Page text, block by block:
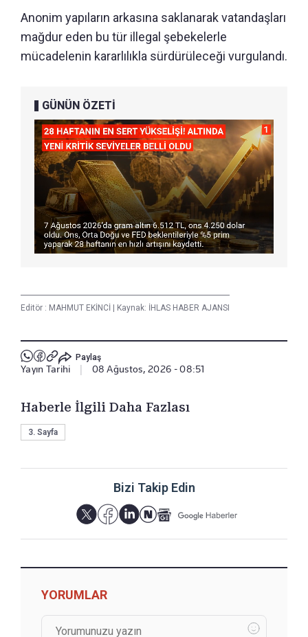
Anonim yapıların arkasına saklanarak vatandaşları
mağdur eden bu tür illegal şebekelerle
mücadelenin kararlılıkla sürdürüleceği vurgulandı.
GÜNÜN ÖZETİ
Editör : MAHMUT EKİNCİ Kaynak: İHLAS HABER AJANSI
Paylaş
Yayın Tarihi 08 Ağustos, 2026 - 08:51
Haberle İlgili Daha Fazlası
3. Sayfa
Bizi Takip Edin
YORUMLAR